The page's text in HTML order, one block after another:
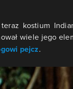
kostium
wiele jego
pejcz.